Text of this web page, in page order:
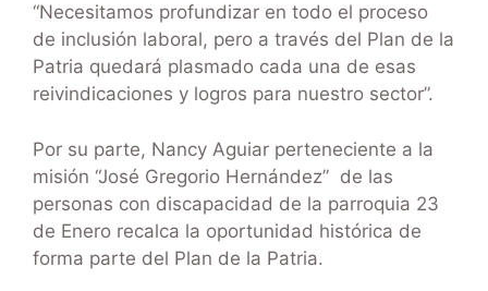
“Necesitamos profundizar en todo el proceso
de inclusión laboral, pero a través del Plan de la
Patria quedará plasmado cada una de esas
reivindicaciones y logros para nuestro sector”.
Por su parte, Nancy Aguiar perteneciente a la
misión “José Gregorio Hernández” de las
personas con discapacidad de la parroquia 23
de Enero recalca la oportunidad histórica de
forma parte del Plan de la Patria.